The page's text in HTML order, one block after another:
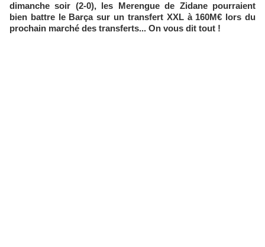
dimanche soir (2-0), les Merengue de Zidane pourraient
bien battre le Barça sur un transfert XXL à 160M€ lors du
prochain marché des transferts... On vous dit tout !